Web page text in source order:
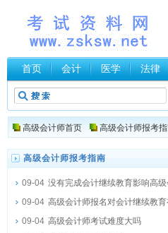
首页 会计 医学 法律
高级会计师首页 高级会计师报考
高级会计师报考指南
09-04 没有完成会计继续教育影响高
09-04 高级会计师报名对会计继续教
09-04 高级会计师考试难度大吗